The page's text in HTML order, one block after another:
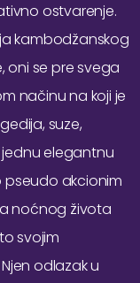
ostvarenje.
kambodžanskog
oni se pre svega
načinu na koji je
suze,
elegantnu
pseudo akcionim
noćnog života
svojim
odlazak u